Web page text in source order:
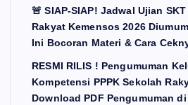
🚨 SIAP-SIAP! Jadwal Ujian
Rakyat Kemensos 2026
Ini Bocoran Materi & Cara
RESMI RILIS ! Pengumuman
Kompetensi PPPK Sekolah
Download PDF Pengumuman